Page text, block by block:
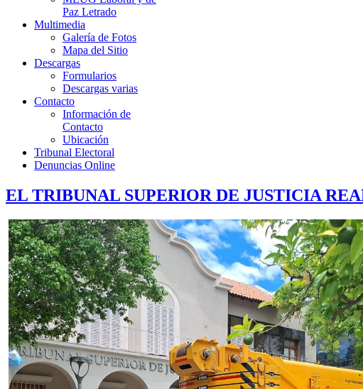
Paz Letrado
Multimedia
Galería de Fotos
Mapa del Sitio
Descargas
Formularios
Descargas varias
Contacto
Información de
Contacto
Ubicación
Tribunal Electoral
Denuncias Online
EL TRIBUNAL SUPERIOR DE JUSTICIA